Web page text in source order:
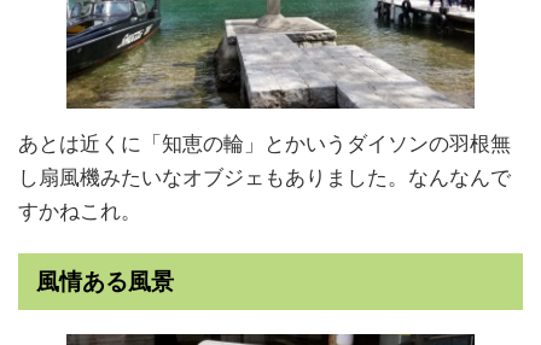
あとは近くに「知恵の輪」とかいうダイソンの羽根無
し扇風機みたいなオブジェもありました。なんなんで
すかねこれ。
風情ある風景